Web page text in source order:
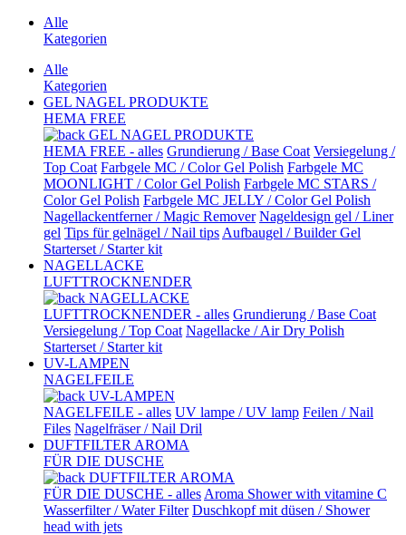
Alle
Kategorien
Alle
Kategorien
GEL NAGEL PRODUKTE
HEMA FREE
GEL NAGEL PRODUKTE
HEMA FREE - alles Grundierung / Base Coat Versiegelung /
Top Coat Farbgele MC / Color Gel Polish Farbgele MC
MOONLIGHT / Color Gel Polish Farbgele MC STARS /
Color Gel Polish Farbgele MC JELLY / Color Gel Polish
Nagellackentferner / Magic Remover Nageldesign gel / Liner
gel Tips für gelnägel / Nail tips Aufbaugel / Builder Gel
Starterset / Starter kit
NAGELLACKE
LUFTTROCKNENDER
NAGELLACKE
LUFTTROCKNENDER - alles Grundierung / Base Coat
Versiegelung / Top Coat Nagellacke / Air Dry Polish
Starterset / Starter kit
UV-LAMPEN
NAGELFEILE
UV-LAMPEN
NAGELFEILE - alles UV lampe / UV lamp Feilen / Nail
Files Nagelfräser / Nail Dril
DUFTFILTER AROMA
FÜR DIE DUSCHE
DUFTFILTER AROMA
FÜR DIE DUSCHE - alles Aroma Shower with vitamine C
Wasserfilter / Water Filter Duschkopf mit düsen / Shower
head with jets